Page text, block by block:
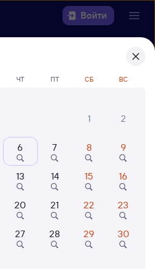
Войти
найти
Ладож. —
ЧТ ПТ СБ ВС
1
2
6 7 8 9
13 14 15 16
20 21 22 23
27 28 29 30